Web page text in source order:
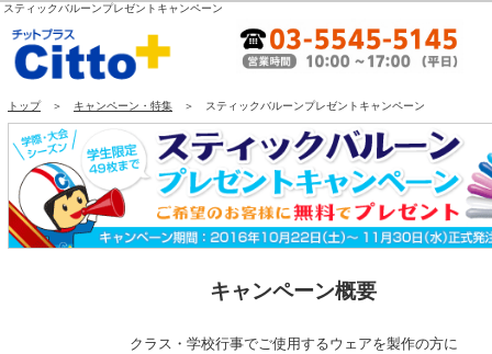
スティックバルーンプレゼントキャンペーン
トップ＞ キャンペーン・特集 ＞ スティックバルーンプレゼントキャンペーン
キャンペーン概要
クラス・学校行事でご使用するウェアを製作の方に